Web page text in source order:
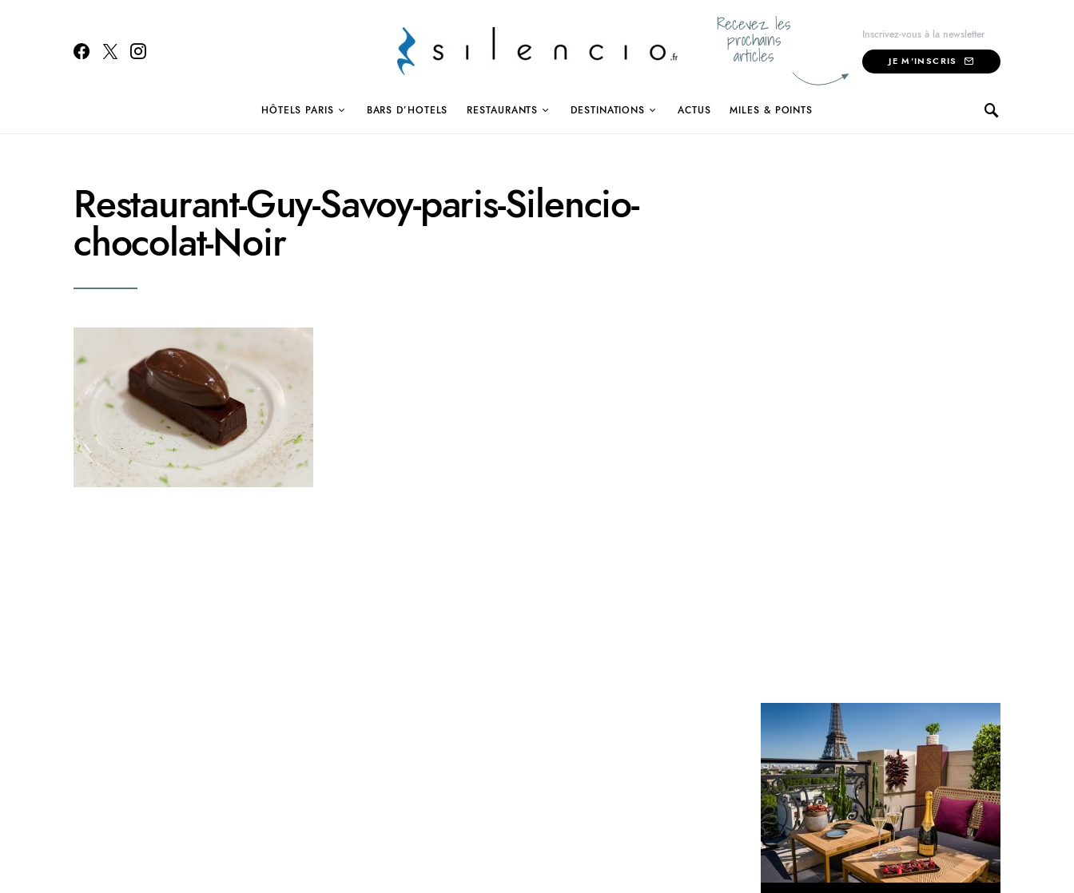
Recevez les
prochains
articles
Inscrivez-vous à la newsletter
JE M'INSCRIS
HÔTELS PARIS BARS D’HOTELS RESTAURANTS DESTINATIONS ACTUS MILES & POINTS
Restaurant-Guy-Savoy-paris-Silencio-
chocolat-Noir